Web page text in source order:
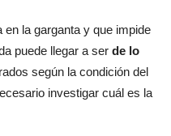
la garganta y que impide
puede llegar a ser de lo
según la condición del
investigar cuál es la